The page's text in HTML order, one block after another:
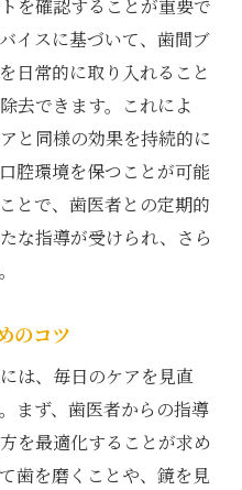
を確認することが重要で
イスに基づいて、歯間ブ
日常的に取り入れること
去できます。これによ
と同様の効果を持続的に
腔環境を保つことが可能
とで、歯医者との定期的
な指導が受けられ、さら
のコツ
は、毎日のケアを見直
まず、歯医者からの指導
を最適化することが求め
歯を磨くことや、鏡を見